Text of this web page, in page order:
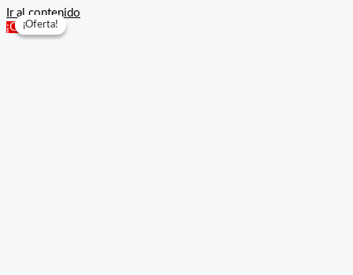
Ir al contenido
¡Oferta!
¡Oferta!
¡Oferta!